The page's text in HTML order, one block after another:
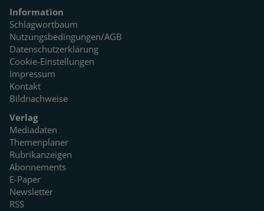
Information
Schlagwortbaum
Nutzungsbedingungen/AGB
Datenschutzerklärung
Cookie-Einstellungen
Impressum
Kontakt
Bildnachweise
Verlag
Mediadaten
Themenplaner
Rubrikanzeigen
Abonnements
E-Paper
Newsletter
RSS